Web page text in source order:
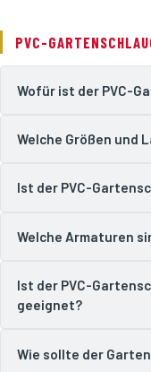
PVC-
Wofür ist der PVC-
Welche Größen und
Ist der PVC-
Welche Armaturen
Ist der PVC-
geeignet?
Wie sollte der